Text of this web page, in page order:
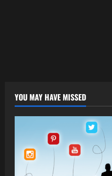
YOU MAY HAVE MISSED